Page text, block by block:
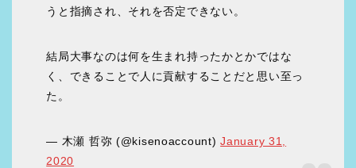
うと指摘され、それを否定できない。
結局大事なのは何を生まれ持ったかとかではな
く、できることで人に貢献することだと思い至っ
た。
— 木瀬 哲弥 (@kisenoaccount)January 31,
2020